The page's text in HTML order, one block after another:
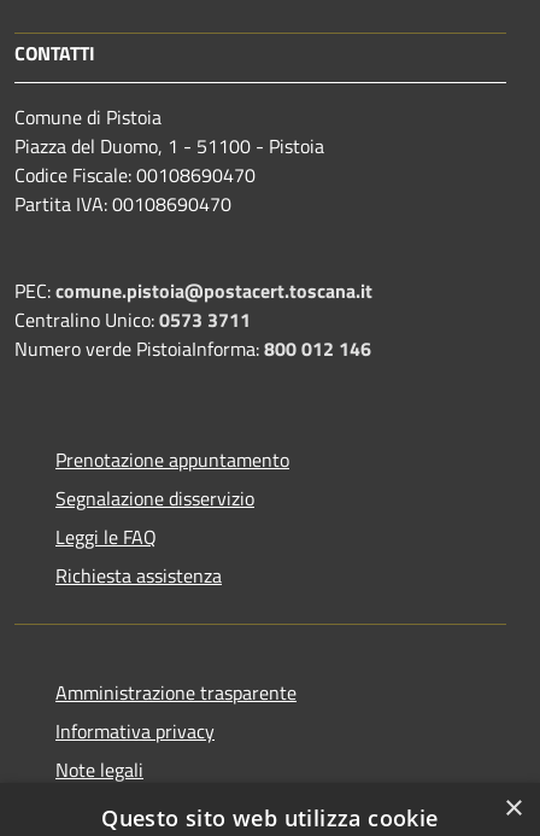
CONTATTI
Comune di Pistoia
Piazza del Duomo, 1 - 51100 - Pistoia
Codice Fiscale: 00108690470
Partita IVA: 00108690470
PEC:comune.pistoia@postacert.toscana.it
Centralino Unico:0573 3711
Numero verde PistoiaInforma:800 012 146
Prenotazione appuntamento
Segnalazione disservizio
Leggi le FAQ
Richiesta assistenza
Amministrazione trasparente
Informativa privacy
Note legali
Dichiarazione di accessibilità
×
Questo sito web utilizza cookie